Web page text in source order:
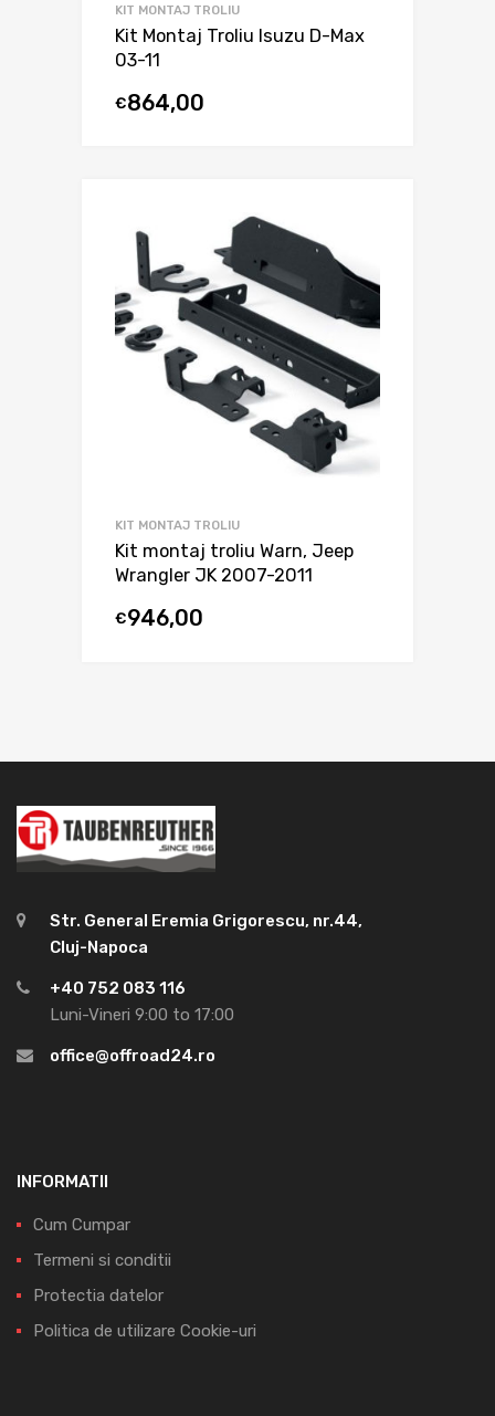
KIT MONTAJ TROLIU
Kit Montaj Troliu Isuzu D-Max
03-11
€864,00
KIT MONTAJ TROLIU
Kit montaj troliu Warn, Jeep
Wrangler JK 2007-2011
€946,00
Str. General Eremia Grigorescu, nr.44,
Cluj-Napoca
+40 752 083 116
Luni-Vineri 9:00 to 17:00
office@offroad24.ro
INFORMATII
Cum Cumpar
Termeni si conditii
Protectia datelor
Politica de utilizare Cookie-uri